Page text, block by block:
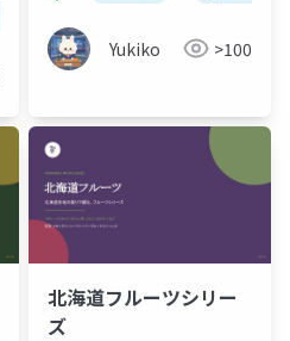
Yukiko >100
北海道フルーツシリー
ズ